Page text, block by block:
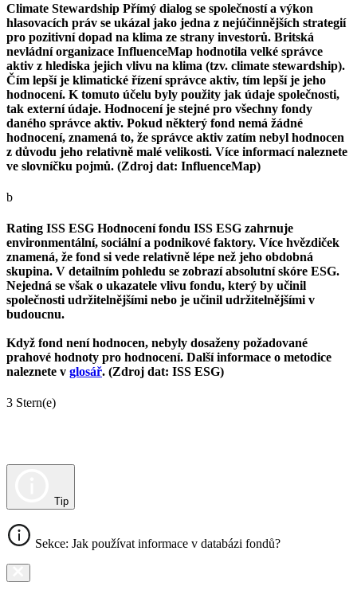
Climate Stewardship Přímý dialog se společností a výkon
hlasovacích práv se ukázal jako jedna z nejúčinnějších strategií
pro pozitivní dopad na klima ze strany investorů. Britská
nevládní organizace InfluenceMap hodnotila velké správce
aktiv z hlediska jejich vlivu na klima (tzv. climate stewardship).
Čím lepší je klimatické řízení správce aktiv, tím lepší je jeho
hodnocení. K tomuto účelu byly použity jak údaje společnosti,
tak externí údaje. Hodnocení je stejné pro všechny fondy
daného správce aktiv. Pokud některý fond nemá žádné
hodnocení, znamená to, že správce aktiv zatím nebyl hodnocen
z důvodu jeho relativně malé velikosti. Více informací naleznete
ve slovníčku pojmů. (Zdroj dat: InfluenceMap)
b
Rating ISS ESG Hodnocení fondu ISS ESG zahrnuje
environmentální, sociální a podnikové faktory. Více hvězdiček
znamená, že fond si vede relativně lépe než jeho obdobná
skupina. V detailním pohledu se zobrazí absolutní skóre ESG.
Nejedná se však o ukazatele vlivu fondu, který by učinil
společnosti udržitelnějšími nebo je učinil udržitelnějšími v
budoucnu.
Když fond není hodnocen, nebyly dosaženy požadované
prahové hodnoty pro hodnocení. Další informace o metodice
naleznete v glosář. (Zdroj dat: ISS ESG)
3 Stern(e)
Tip
Sekce: Jak používat informace v databázi fondů?